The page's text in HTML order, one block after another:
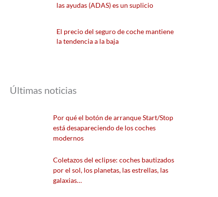
las ayudas (ADAS) es un suplicio
El precio del seguro de coche mantiene
la tendencia a la baja
Últimas noticias
Por qué el botón de arranque Start/Stop
está desapareciendo de los coches
modernos
Coletazos del eclipse: coches bautizados
por el sol, los planetas, las estrellas, las
galaxias…